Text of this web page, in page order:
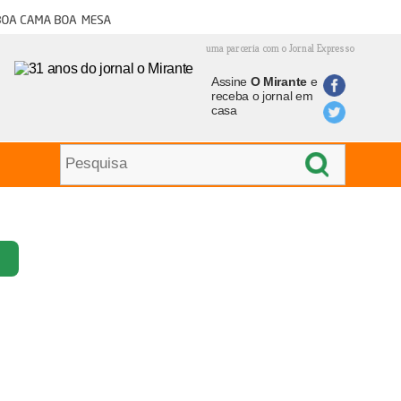
cama boa mesa
uma parceria com o Jornal Expresso
Assine O Mirantee
receba o jornal em
casa